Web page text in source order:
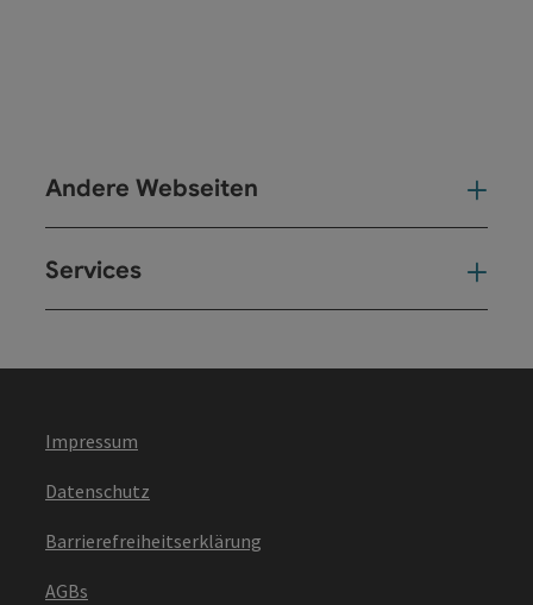
Andere Webseiten
Services
Impressum
Datenschutz
Barrierefreiheitserklärung
AGBs